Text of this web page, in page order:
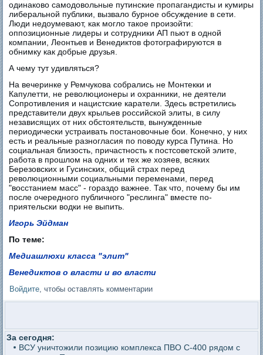
одинаково самодовольные путинские пропагандисты и кумиры
либеральной публики, вызвало бурное обсуждение в сети.
Люди недоумевают, как могло такое произойти:
оппозиционные лидеры и сотрудники АП пьют в одной
компании, Леонтьев и Венедиктов фотографируются в
обнимку как добрые друзья.
А чему тут удивляться?
На вечеринке у Ремчукова собрались не Монтекки и
Капулетти, не революционеры и охранники, не деятели
Сопротивления и нацистские каратели. Здесь встретились
представители двух крыльев российской элиты, в силу
независящих от них обстоятельств, вынужденные
периодически устраивать постановочные бои. Конечно, у них
есть и реальные разногласия по поводу курса Путина. Но
социальная близость, причастность к постсоветской элите,
работа в прошлом на одних и тех же хозяев, всяких
Березовских и Гусинских, общий страх перед
революционными социальными переменами, перед
"восстанием масс" - гораздо важнее. Так что, почему бы им
после очередного публичного "реслинга" вместе по-
приятельски водки не выпить.
Игорь Эйдман
По теме:
Медиашлюхи класса "элит"
Венедиктов о власти и во власти
Войдите, чтобы оставлять комментарии
За сегодня:
ВСУ уничтожили позицию комплекса ПВО С-400 рядом с